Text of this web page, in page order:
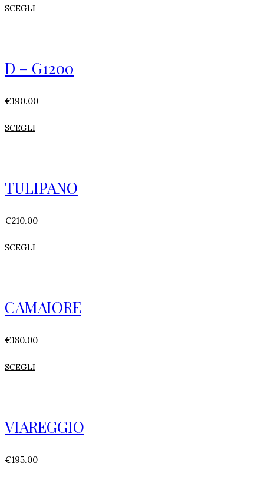
SCEGLI
D – G1200
€190.00
SCEGLI
TULIPANO
€210.00
SCEGLI
CAMAIORE
€180.00
SCEGLI
VIAREGGIO
€195.00